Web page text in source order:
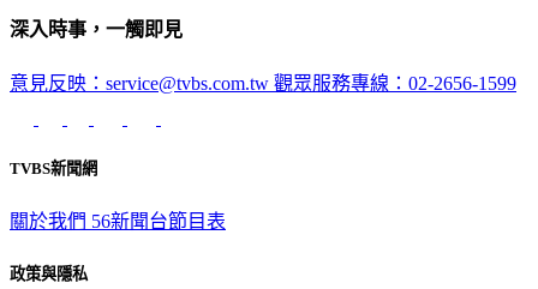
深入時事，一觸即見
意見反映：service@tvbs.com.tw 觀眾服務專線：02-2656-1599
TVBS新聞網
關於我們 56新聞台節目表
政策與隱私